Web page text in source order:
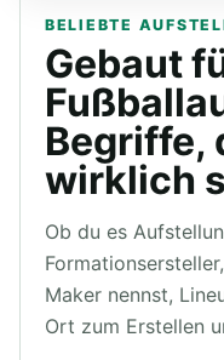
BELIEBTE
Gebaut
Begriffe,
wirklich
Ob du es
Maker nennst,
Ort zum Erstellen